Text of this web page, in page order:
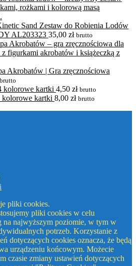
Sand Zestaw do Robienia Lodów
AL203323 35,00 zł brutto
Akrobatów | Gra zręcznościowa
brutto
kolorowe kartki 4,50 zł brutto
kartki 8,00 zł brutto
pliki cookies.
pliki cookies w celu
na najwyższym poziomie, w tym w
potrzeb. Korzystanie z
dotyczących cookies oznacza, że będą
urządzeniu końcowym. Możecie
czasie zmiany ustawień dotyczących